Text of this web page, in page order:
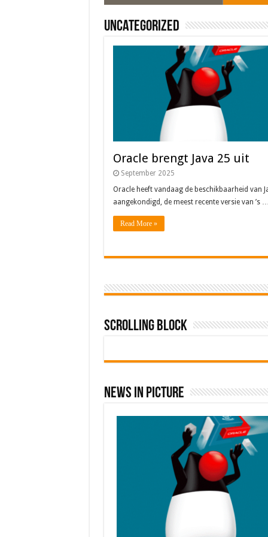
Uncategorized
Oracle brengt Java 25 uit
September 2025
Oracle heeft vandaag de beschikbaarheid van
aangekondigd, de meest recente versie van ’s
Read More »
Scrolling Block
News In Picture